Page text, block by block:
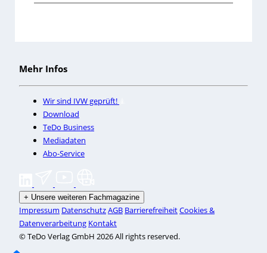
Mehr Infos
Wir sind IVW geprüft!
Download
TeDo Business
Mediadaten
Abo-Service
+ Unsere weiteren Fachmagazine
Impressum DatenschutzAGB BarrierefreiheitCookies &
Datenverarbeitung Kontakt
© TeDo Verlag GmbH 2026 All rights reserved.